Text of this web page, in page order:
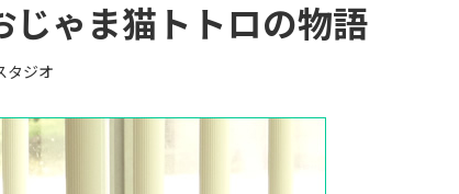
じゃま猫トトロの物語
タジオ